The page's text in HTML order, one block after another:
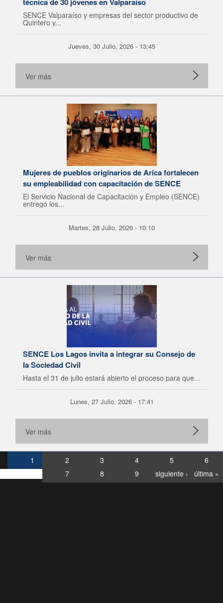
SENCE Valparaíso y empresas del sector productivo de
Quintero y...
Jueves, 30 Julio, 2026 - 13:45
Ver más
Mujeres de pueblos originarios de Arica fortalecen
su empleabilidad con capacitación de SENCE
El Servicio Nacional de Capacitación y Empleo (SENCE)
entregó los...
Martes, 28 Julio, 2026 - 10:10
Ver más
SENCE Los Lagos invita a integrar su Consejo de
la Sociedad Civil
Hasta el 31 de julio estará abierto el proceso para que...
Lunes, 27 Julio, 2026 - 17:41
Ver más
1 2 3 4 5
6
7
8 9 siguiente › última »